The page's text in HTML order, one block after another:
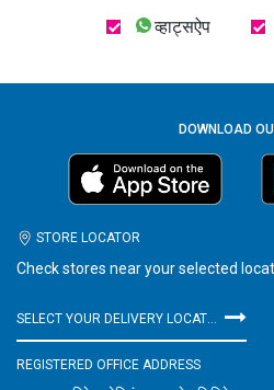
व्हाट्सऐप
DOWNLOAD
STORE LOCATOR
Check stores near your selected
SELECT YOUR DELIVERY LOCATION
REGISTERED OFFICE ADDRESS